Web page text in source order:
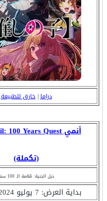
دراما| خارق للطبيعة
أنمي Fairy Tail: 100 Years Quest
(تكملة)
ذيل الجنية: مُهمة الـ 100 سنة
بداية العرض: 7 يوليو 2024 | ؟ حلقة